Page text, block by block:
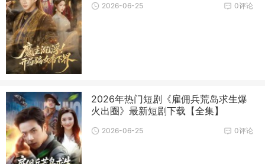
0评论
2026-06-25
2026年热门短剧《雇佣兵荒岛求生爆
火出圈》最新短剧下载【全集】
0评论
2026-06-25